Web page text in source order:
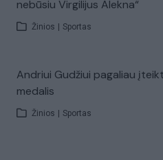
nebūsiu Virgilijus Alekna“
Žinios | Sportas
Andriui Gudžiui pagaliau
medalis
Žinios | Sportas